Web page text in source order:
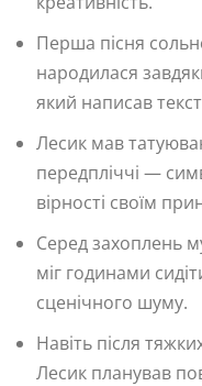
Перша пісня
народилася
який написав
Лесик мав
передпліччі —
вірності своїм
Серед захоплень
міг годинами
сценічного шуму.
Навіть після
Лесик планував